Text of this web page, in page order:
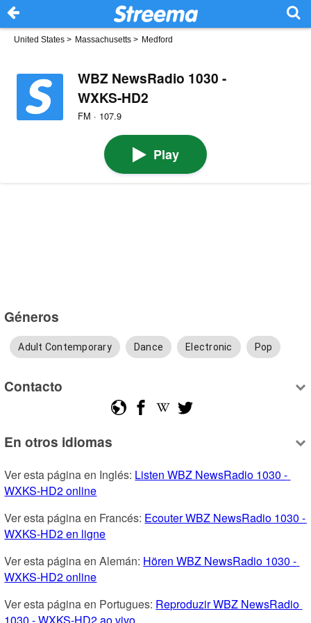
United States > Massachusetts > Medford
WBZ NewsRadio 1030 -
WXKS-HD2
FM · 107.9
Play
Géneros
Adult Contemporary Dance Electronic Pop
Contacto
En otros idiomas
Ver esta página en Inglés: Listen WBZ NewsRadio 1030 -
WXKS-HD2 online
Ver esta página en Francés: Ecouter WBZ NewsRadio 1030 -
WXKS-HD2 en ligne
Ver esta página en Alemán: Hören WBZ NewsRadio 1030 -
WXKS-HD2 online
Ver esta página en Portugues: Reproduzir WBZ NewsRadio
1030 - WXKS-HD2 ao vivo